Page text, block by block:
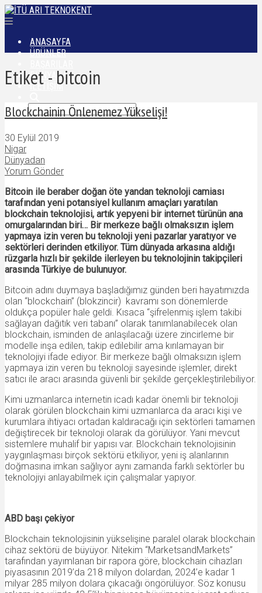
ANASAYFA
ÜRÜNLER
DÜNYADAN
İLETIŞIM
Etiket - bitcoin
Blockchainin Önlenemez Yükselişi!
30 Eylül 2019
Nigar
Dünyadan
Yorum Gönder
Bitcoin ile beraber doğan öte yandan teknoloji camiası
tarafından yeni potansiyel kullanım amaçları yaratılan
blockchain teknolojisi, artık yepyeni bir internet türünün ana
omurgalarından biri… Bir merkeze bağlı olmaksızın işlem
yapmaya izin veren bu teknoloji yeni pazarlar yaratıyor ve
sektörleri derinden etkiliyor. Tüm dünyada arkasına aldığı
rüzgarla hızlı bir şekilde ilerleyen bu teknolojinin takipçileri
arasında Türkiye de bulunuyor.
Bitcoin adını duymaya başladığımız günden beri hayatımızda
olan “blockchain” (blokzincir) kavramı son dönemlerde
oldukça popüler hale geldi. Kısaca “şifrelenmiş işlem takibi
sağlayan dağıtık veri tabanı” olarak tanımlanabilecek olan
blockchain, isminden de anlaşılacağı üzere zincirleme bir
modelle inşa edilen, takip edilebilir ama kırılamayan bir
teknolojiyi ifade ediyor. Bir merkeze bağlı olmaksızın işlem
yapmaya izin veren bu teknoloji sayesinde işlemler, direkt
satıcı ile aracı arasında güvenli bir şekilde gerçekleştirilebiliyor.
Kimi uzmanlarca internetin icadı kadar önemli bir teknoloji
olarak görülen blockchain kimi uzmanlarca da aracı kişi ve
kurumlara ihtiyacı ortadan kaldıracağı için sektörleri tamamen
değiştirecek bir teknoloji olarak da görülüyor. Yani mevcut
sistemlere muhalif bir yapısı var. Blockchain teknolojisinin
yaygınlaşması birçok sektörü etkiliyor, yeni iş alanlarının
doğmasına imkan sağlıyor aynı zamanda farklı sektörler bu
teknolojiyi anlayabilmek için çalışmalar yapıyor.
ABD başı çekiyor
Blockchain teknolojisinin yükselişine paralel olarak blockchain
cihaz sektörü de büyüyor. Nitekim “MarketsandMarkets”
tarafından yayımlanan bir rapora göre, blockchain cihazları
piyasasının 2019’da 218 milyon dolardan, 2024’e kadar 1
milyar 285 milyon dolara çıkacağı öngörülüyor. Söz konusu